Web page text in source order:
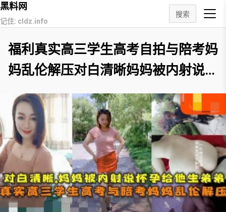
黑料网
记住: cldz.info
搜索
福利真实高三学生高考自拍与陪考妈
妈乱伦解压对白清晰妈妈被内射说怀
孕给他生弟弟_HD